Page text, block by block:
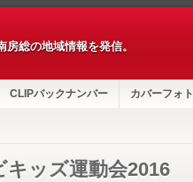
総の地域情報を発信。
CLIPバックナンバー カバーフォト
キッズ運動会2016